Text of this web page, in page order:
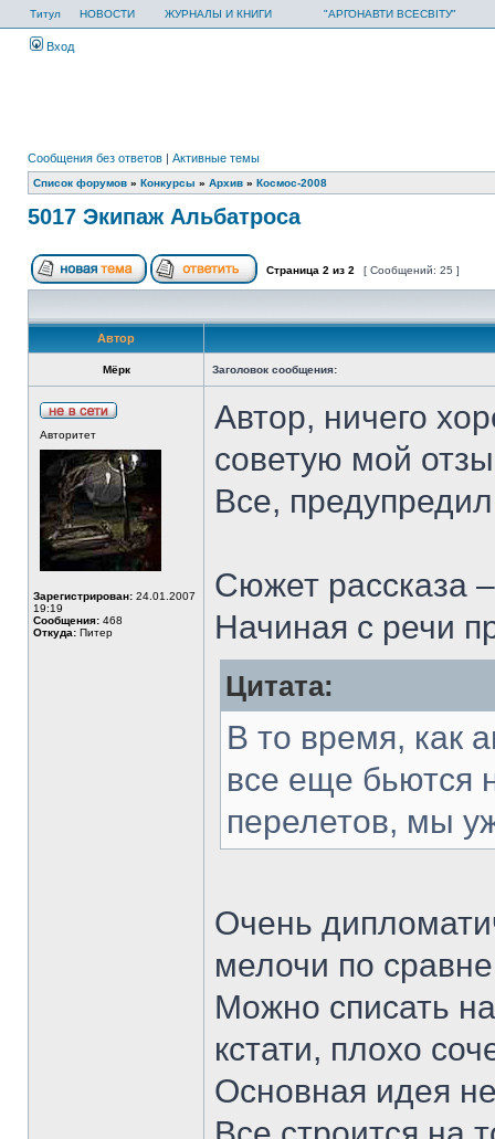
Титул НОВОСТИ ЖУРНАЛЫ И КНИГИ "АРГОНАВТИ ВСЕСВІТУ"
Вход
Сообщения без ответов | Активные темы
Список форумов » Конкурсы » Архив » Космос-2008
5017 Экипаж Альбатроса
Страница 2 из 2 [ Сообщений: 25 ]
Автор
Мёрк Заголовок сообщения:
Авторитет
Зарегистрирован: 24.01.2007
19:19
Сообщения: 468
Откуда: Питер
Автор, ничего
советую мой
Все,
Сюжет рассказа
Начиная с речи
Цитата:
В то время, как
все еще бьются
перелетов, мы
Очень
мелочи по
Можно списать
кстати, плохо
Основная идея